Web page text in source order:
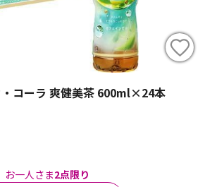
・コーラ 爽健美茶 600ml×24本
お一人さま2点限り